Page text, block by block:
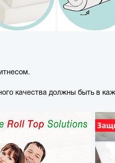
качества должны быть в